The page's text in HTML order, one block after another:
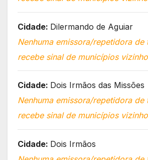
Cidade: Dilermando de Aguiar
Nenhuma emissora/repetidora de
recebe sinal de municípios
Cidade: Dois Irmãos das Missões
Nenhuma emissora/repetidora de
recebe sinal de municípios
Cidade: Dois Irmãos